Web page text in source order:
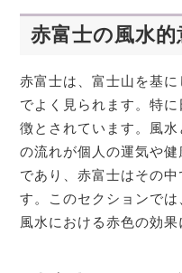
赤富士の風水的
赤富士は、富士山を基
でよく見られます。特
徴とされています。風
の流れが個人の運気や
であり、赤富士はその
す。このセクションで
風水における赤色の効果